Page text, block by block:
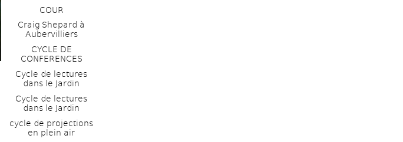
COUR
Craig Shepard à
Aubervilliers
CYCLE DE
CONFERENCES
Cycle de lectures
dans le Jardin
Cycle de lectures
dans le Jardin
cycle de projections
en plein air